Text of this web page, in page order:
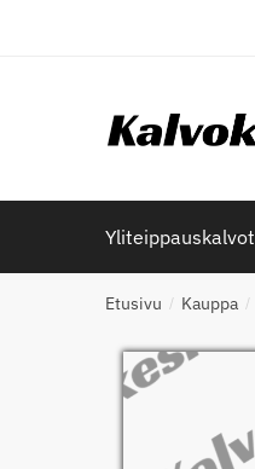
Yliteippauskalvot
Etusivu / Kauppa /